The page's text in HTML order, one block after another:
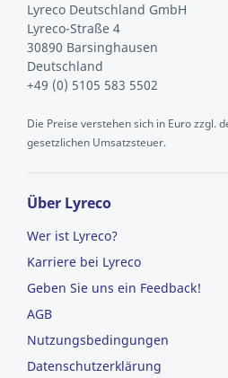
Lyreco Deutschland GmbH
Lyreco-Straße 4
30890 Barsinghausen
Deutschland
+49 (0) 5105 583 5502
Die Preise verstehen sich in Euro zzgl.
gesetzlichen Umsatzsteuer.
Über Lyreco
Wer ist Lyreco?
Karriere bei Lyreco
Geben Sie uns ein Feedback!
AGB
Nutzungsbedingungen
Datenschutzerklärung